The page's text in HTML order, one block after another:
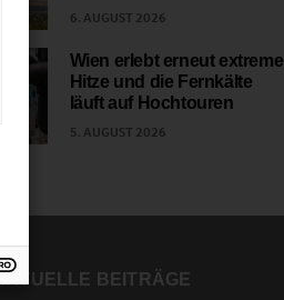
6. AUGUST 2026
Wien erlebt erneut extreme
Hitze und die Fernkälte
läuft auf Hochtouren
5. AUGUST 2026
AKTUELLE BEITRÄGE